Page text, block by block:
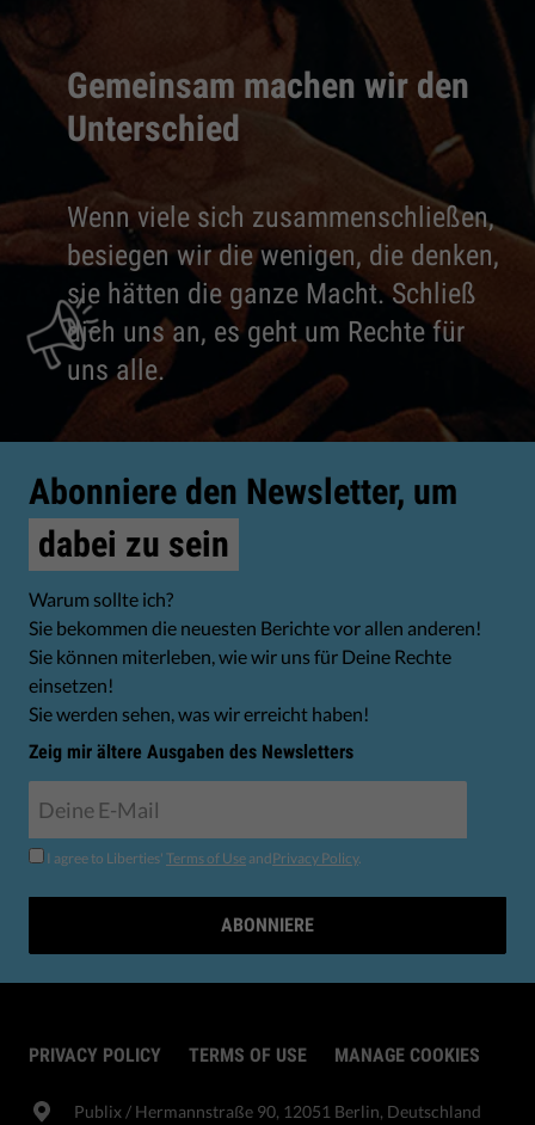
Gemeinsam machen wir den
Unterschied
Wenn viele sich zusammenschließen,
besiegen wir die wenigen, die denken,
sie hätten die ganze Macht. Schließ
dich uns an, es geht um Rechte für
uns alle.
Abonniere den Newsletter, um
dabei zu sein
Warum sollte ich?
Sie bekommen die neuesten Berichte vor allen anderen!
Sie können miterleben, wie wir uns für Deine Rechte
einsetzen!
Sie werden sehen, was wir erreicht haben!
Zeig mir ältere Ausgaben des Newsletters
I agree to Liberties' Terms of Use andPrivacy Policy.
ABONNIERE
PRIVACY POLICY TERMS OF USE MANAGE COOKIES
Publix​ / Hermannstraße 90, 12051 Berlin, Deutschland